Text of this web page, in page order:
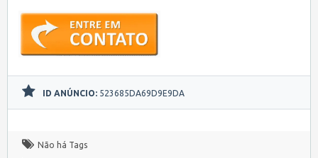
ID ANÚNCIO: 523685DA69D9E9DA
Não há Tags